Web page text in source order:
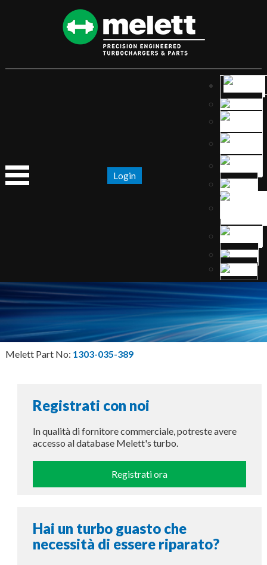
Login
Melett Part No: 1303-035-389
Registrati con noi
In qualità di fornitore commerciale, potreste avere
accesso al database Melett's turbo.
Registrati ora
Hai un turbo guasto che
necessità di essere riparato?